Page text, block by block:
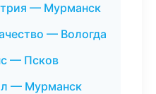
— Мурманск
— Вологда
— Псков
— Мурманск